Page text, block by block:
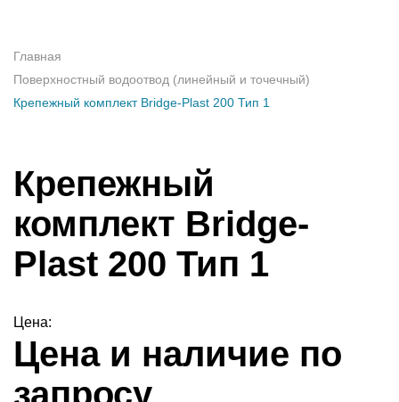
Главная
Поверхностный водоотвод (линейный и точечный)
Крепежный комплект Bridge-Plast 200 Тип 1
Крепежный
комплект Bridge-
Plast 200 Тип 1
Цена:
Цена и наличие по
запросу